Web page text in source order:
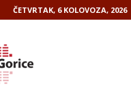
ČETVRTAK, 6 KOLOVOZA, 2026